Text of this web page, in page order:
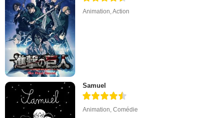
Animation,Action
Samuel
Animation,Comédie